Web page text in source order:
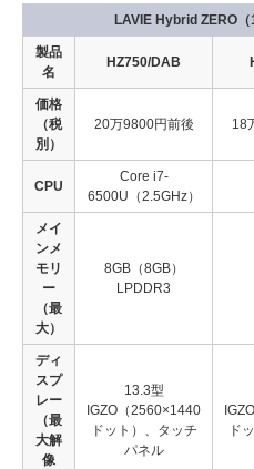
LAVIE Hybrid ZERO
製品
名
HZ750/DAB
価格
（税
別）
20万9800円前後 18
CPU
Core i7-
6500U（2.5GHz）
メイ
ンメ
モリ
ー
（最
大）
8GB（8GB）
LPDDR3
ディ
スプ
レー
（最
大解
像
13.3型
IGZO（2560×1440
ドット）、タッチ
パネル
ド